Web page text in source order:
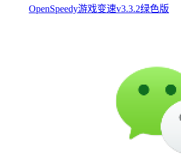
OpenSpeedy游戏变速v3.3.2绿色版